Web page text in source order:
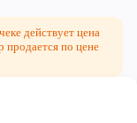
действует цена
продается по цене